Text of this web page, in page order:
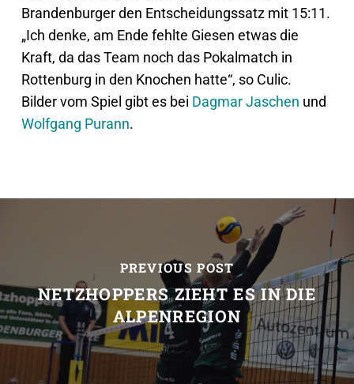
Brandenburger den Entscheidungssatz mit 15:11.
„Ich denke, am Ende fehlte Giesen etwas die
Kraft, da das Team noch das Pokalmatch in
Rottenburg in den Knochen hatte“, so Culic.
Bilder vom Spiel gibt es bei Dagmar Jaschen und
Wolfgang Purann.
PREVIOUS POST
NETZHOPPERS ZIEHT ES IN DIE
ALPENREGION